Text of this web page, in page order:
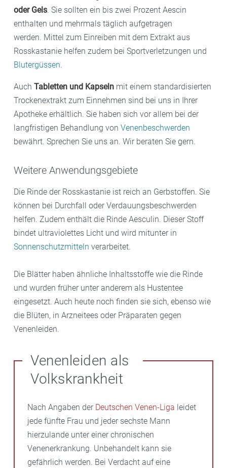
oder Gels. Sie sollten ein bis zwei Prozent Aescin
enthalten und mehrmals täglich aufgetragen
werden. Mittel zum Einreiben mit dem Extrakt aus
Rosskastanie helfen zudem bei Sportverletzungen und
Blutergüssen.
Auch Tabletten und Kapseln mit einem standardisierten
Trockenextrakt zum Einnehmen sind bei uns in Ihrer
Apotheke erhältlich. Sie haben sich vor allem bei der
langfristigen Behandlung von Venenbeschwerden
bewährt. Sprechen Sie uns an. Wir beraten Sie gern.
Weitere Anwendungsgebiete
Die Rinde der Rosskastanie ist reich an Gerbstoffen. Sie
können bei Durchfall oder Verdauungsbeschwerden
helfen. Zudem enthält die Rinde Aesculin. Dieser Stoff
bindet ultraviolettes Licht und wird mitunter in
Sonnenschutzmitteln verarbeitet.
Die Blätter haben ähnliche Inhaltsstoffe wie die Rinde
und wurden früher unter anderem als Hustentee
eingesetzt. Auch heute noch finden sie sich, ebenso wie
die Blüten, in Arzneitees oder Präparaten gegen
Venenleiden.
Venenleiden als
Volkskrankheit
Nach Angaben der Deutschen Venen-Liga leidet
jede fünfte Frau und jeder sechste Mann
hierzulande unter einer chronischen
Venenerkrankung. Unbehandelt kann sie
gefährlich werden. Bei Verdacht auf eine